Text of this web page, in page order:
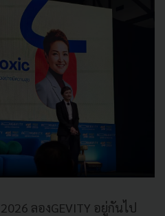
ลองGEVITY อยู่กันไป